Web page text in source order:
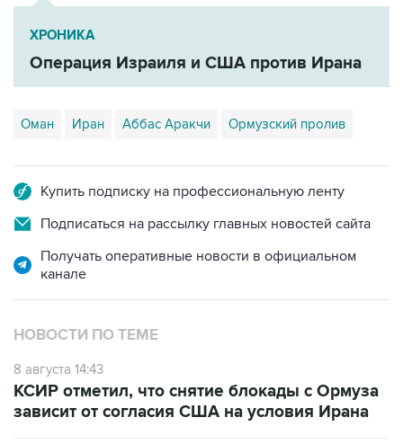
ХРОНИКА
Операция Израиля и США против Ирана
Оман Иран Аббас Аракчи Ормузский пролив
Купить подписку на профессиональную ленту
Подписаться на рассылку главных новостей сайта
Получать оперативные новости в официальном
канале
НОВОСТИ ПО ТЕМЕ
8 августа 14:43
КСИР отметил, что снятие блокады с Ормуза
зависит от согласия США на условия Ирана